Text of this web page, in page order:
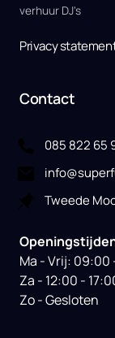
verhuur DJ's
Privacy
Contact
085 822 65
Tweede
Ma - Vrij: 09:00
Za - 12:00 -
Zo - Gesloten